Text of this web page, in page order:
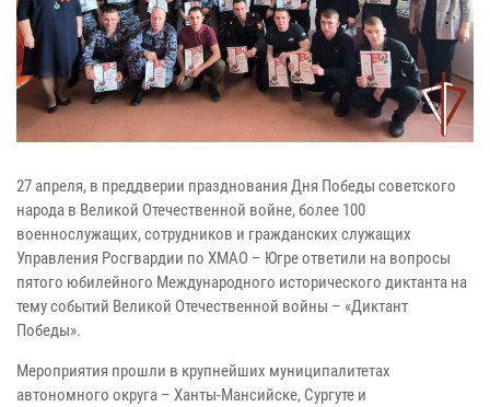
27 апреля, в преддверии празднования Дня Победы советского
народа в Великой Отечественной войне, более 100
военнослужащих, сотрудников и гражданских служащих
Управления Росгвардии по ХМАО – Югре ответили на вопросы
пятого юбилейного Международного исторического диктанта на
тему событий Великой Отечественной войны – «Диктант
Победы».
Мероприятия прошли в крупнейших муниципалитетах
автономного округа – Ханты-Мансийске, Сургуте и